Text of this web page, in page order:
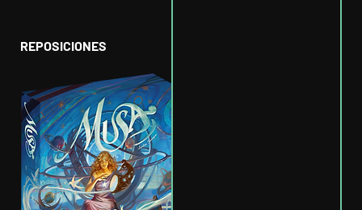
REPOSICIONES